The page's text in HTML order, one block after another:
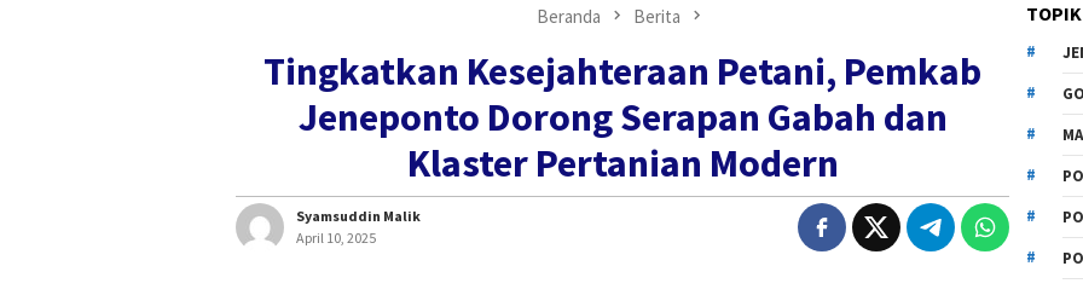
Beranda Berita
Tingkatkan Kesejahteraan Petani, Pemkab
Jeneponto Dorong Serapan Gabah dan
Klaster Pertanian Modern
Syamsuddin Malik
April 10, 2025